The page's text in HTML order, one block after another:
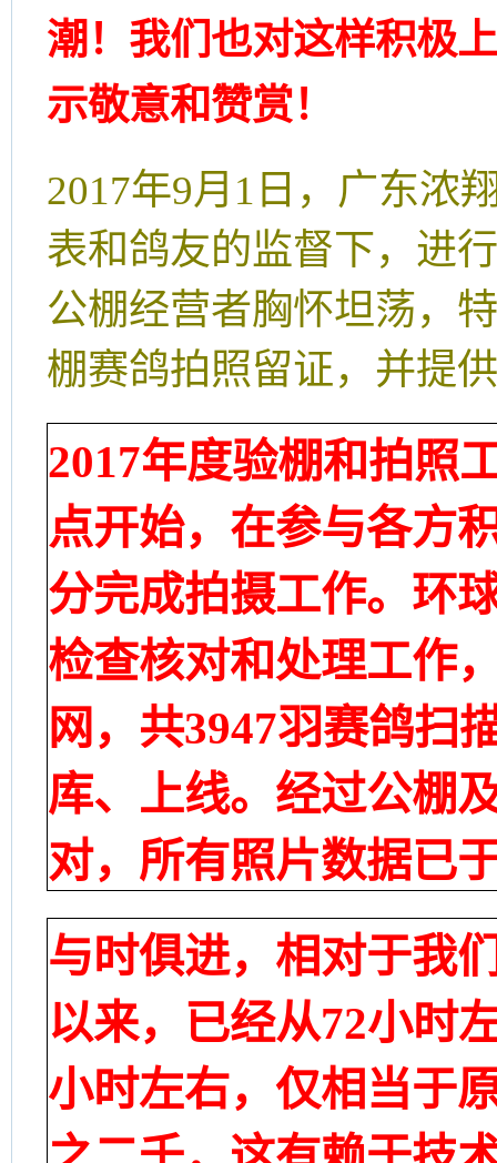
潮！我们也对这样积极
示敬意和赞赏！
2017年9月1日，广东浓
表和鸽友的监督下，进
公棚经营者胸怀坦荡，
棚赛鸽拍照留证，并提
2017年度验棚和拍照
点开始，在参与各方
分完成拍摄工作。 环
检查核对和处理工作
网，共3947羽赛鸽扫
库、上线。 经过公棚
对，所有照片数据已
与时俱进，相对于我
以来，已经从72小时
小时左右，仅相当于